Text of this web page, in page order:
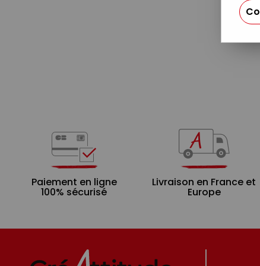
Paiement en ligne
100% sécurisé
Livraison en France et
Europe